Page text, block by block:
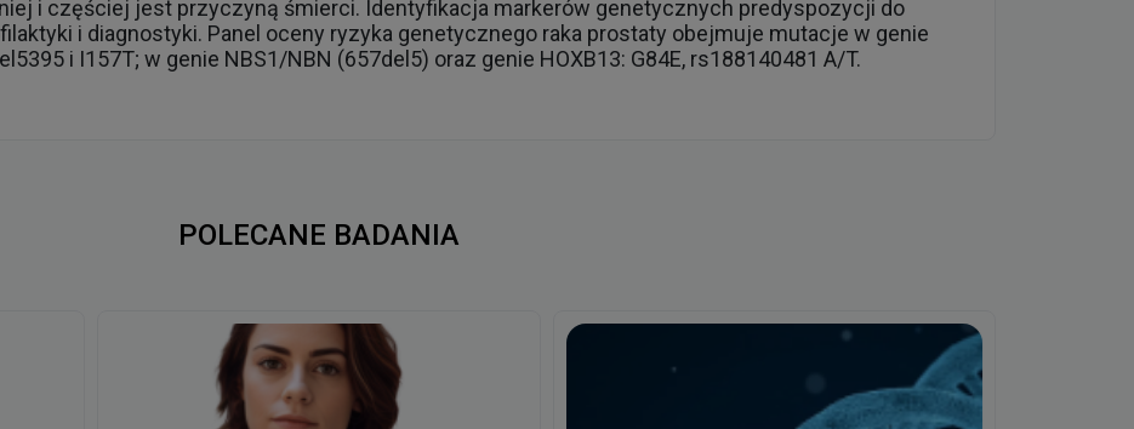
i częściej jest przyczyną śmierci. Identyfikacja markerów genetycznych predyspozycji do
i diagnostyki. Panel oceny ryzyka genetycznego raka prostaty obejmuje mutacje w genie
i I157T; w genie NBS1/NBN (657del5) oraz genie HOXB13: G84E, rs188140481 A/T.
POLECANE BADANIA